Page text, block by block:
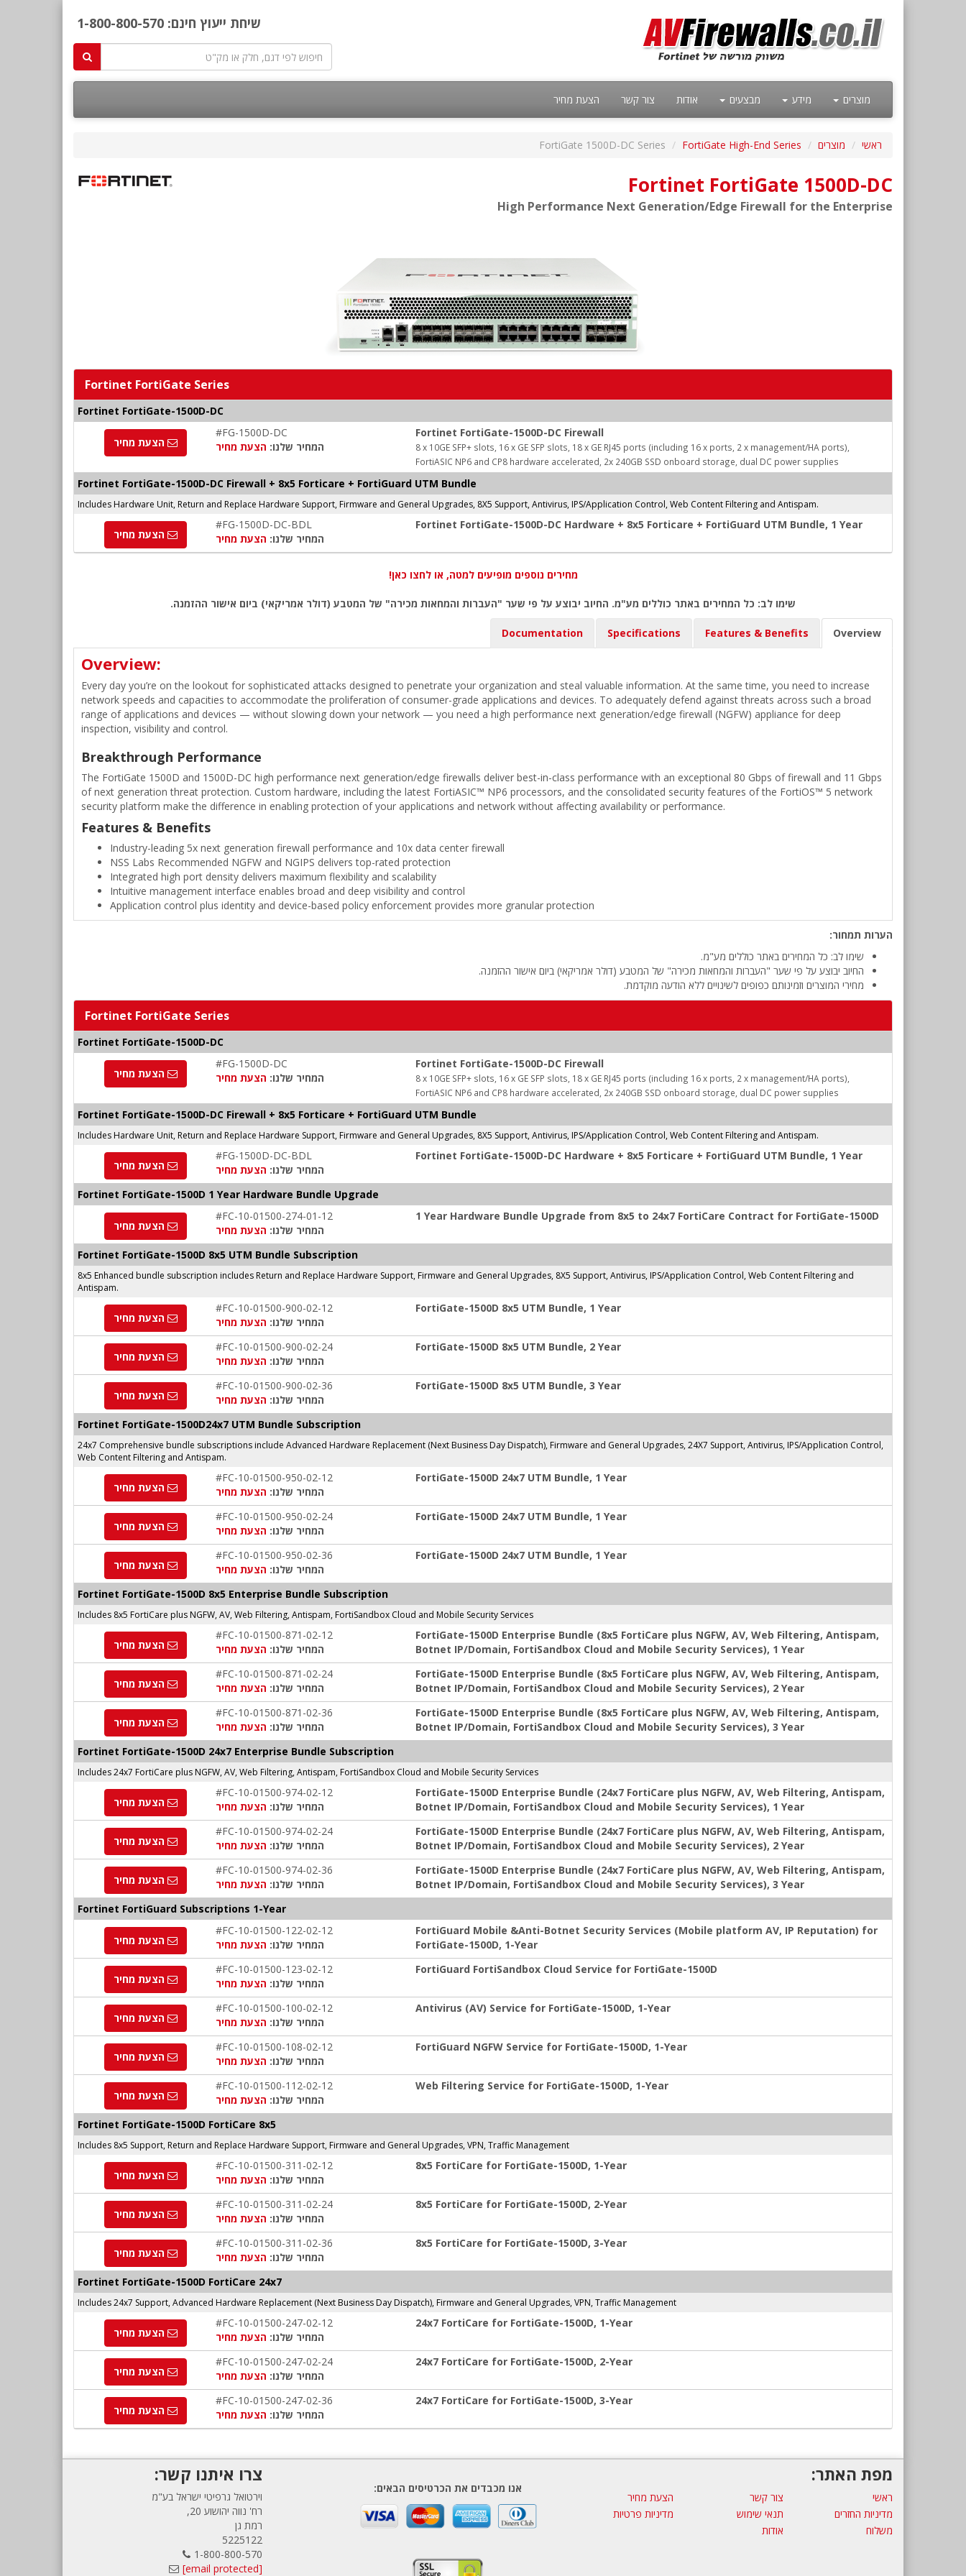
שיחת ייעוץ חינם: 1-800-800-570
מוצרים מידע מבצעים אודות צור קשר הצעת מחיר
ראשי מוצרים FortiGate High-End Series
FortiGate 1500D-DC Series
Fortinet FortiGate 1500D-DC
High Performance Next Generation/Edge Firewall for the Enterprise
Fortinet FortiGate Series
Fortinet FortiGate-1500D-DC
Fortinet FortiGate-1500D-DC Firewall
8 x 10GE SFP+ slots, 16 x GE SFP slots, 18 x GE RJ45 ports (including 16 x ports, 2 x management/HA ports),
FortiASIC NP6 and CP8 hardware accelerated, 2x 240GB SSD onboard storage, dual DC power supplies
#FG-1500D-DC
המחיר שלנו: הצעת מחיר הצעת מחיר
Fortinet FortiGate-1500D-DC Firewall + 8x5 Forticare + FortiGuard UTM Bundle
Includes Hardware Unit, Return and Replace Hardware Support, Firmware and General Upgrades, 8X5 Support, Antivirus, IPS/Application Control, Web Content Filtering and Antispam.
Fortinet FortiGate-1500D-DC Hardware + 8x5 Forticare + FortiGuard UTM Bundle, 1 Year
#FG-1500D-DC-BDL
המחיר שלנו: הצעת מחיר הצעת מחיר
מחירים נוספים מופיעים למטה, או לחצו כאן!
שימו לב: כל המחירים באתר כוללים מע"מ. החיוב יבוצע על פי שער "העברות והמחאות מכירה" של המטבע (דולר אמריקאי) ביום אישור ההזמנה.
Overview
Features & Benefits
Specifications
Documentation
Overview:
Every day you’re on the lookout for sophisticated attacks designed to penetrate your organization and steal valuable information. At the same time, you need to increase
network speeds and capacities to accommodate the proliferation of consumer-grade applications and devices. To adequately defend against threats across such a broad
range of applications and devices — without slowing down your network — you need a high performance next generation/edge firewall (NGFW) appliance for deep
inspection, visibility and control.
Breakthrough Performance
The FortiGate 1500D and 1500D-DC high performance next generation/edge firewalls deliver best-in-class performance with an exceptional 80 Gbps of firewall and 11 Gbps
of next generation threat protection. Custom hardware, including the latest FortiASIC™ NP6 processors, and the consolidated security features of the FortiOS™ 5 network
security platform make the difference in enabling protection of your applications and network without affecting availability or performance.
Features & Benefits
Industry-leading 5x next generation firewall performance and 10x data center firewall
NSS Labs Recommended NGFW and NGIPS delivers top-rated protection
Integrated high port density delivers maximum flexibility and scalability
Intuitive management interface enables broad and deep visibility and control
Application control plus identity and device-based policy enforcement provides more granular protection
הערות תמחור:
שימו לב: כל המחירים באתר כוללים מע"מ.
החיוב יבוצע על פי שער "העברות והמחאות מכירה" של המטבע (דולר אמריקאי) ביום אישור ההזמנה.
מחירי המוצרים וזמינותם כפופים לשינויים ללא הודעה מוקדמת.
Fortinet FortiGate Series
Fortinet FortiGate-1500D-DC
Fortinet FortiGate-1500D-DC Firewall
8 x 10GE SFP+ slots, 16 x GE SFP slots, 18 x GE RJ45 ports (including 16 x ports, 2 x management/HA ports),
FortiASIC NP6 and CP8 hardware accelerated, 2x 240GB SSD onboard storage, dual DC power supplies
#FG-1500D-DC
המחיר שלנו: הצעת מחיר הצעת מחיר
Fortinet FortiGate-1500D-DC Firewall + 8x5 Forticare + FortiGuard UTM Bundle
Includes Hardware Unit, Return and Replace Hardware Support, Firmware and General Upgrades, 8X5 Support, Antivirus, IPS/Application Control, Web Content Filtering and Antispam.
Fortinet FortiGate-1500D-DC Hardware + 8x5 Forticare + FortiGuard UTM Bundle, 1 Year
#FG-1500D-DC-BDL
המחיר שלנו: הצעת מחיר הצעת מחיר
Fortinet FortiGate-1500D 1 Year Hardware Bundle Upgrade
1 Year Hardware Bundle Upgrade from 8x5 to 24x7 FortiCare Contract for FortiGate-1500D
#FC-10-01500-274-01-12
המחיר שלנו: הצעת מחיר הצעת מחיר
Fortinet FortiGate-1500D 8x5 UTM Bundle Subscription
8x5 Enhanced bundle subscription includes Return and Replace Hardware Support, Firmware and General Upgrades, 8X5 Support, Antivirus, IPS/Application Control, Web Content Filtering and
Antispam.
FortiGate-1500D 8x5 UTM Bundle, 1 Year
#FC-10-01500-900-02-12
המחיר שלנו: הצעת מחיר הצעת מחיר
FortiGate-1500D 8x5 UTM Bundle, 2 Year
#FC-10-01500-900-02-24
המחיר שלנו: הצעת מחיר הצעת מחיר
FortiGate-1500D 8x5 UTM Bundle, 3 Year
#FC-10-01500-900-02-36
המחיר שלנו: הצעת מחיר הצעת מחיר
Fortinet FortiGate-1500D24x7 UTM Bundle Subscription
24x7 Comprehensive bundle subscriptions include Advanced Hardware Replacement (Next Business Day Dispatch), Firmware and General Upgrades, 24X7 Support, Antivirus, IPS/Application Control,
Web Content Filtering and Antispam.
FortiGate-1500D 24x7 UTM Bundle, 1 Year
#FC-10-01500-950-02-12
המחיר שלנו: הצעת מחיר הצעת מחיר
FortiGate-1500D 24x7 UTM Bundle, 1 Year
#FC-10-01500-950-02-24
המחיר שלנו: הצעת מחיר הצעת מחיר
FortiGate-1500D 24x7 UTM Bundle, 1 Year
#FC-10-01500-950-02-36
המחיר שלנו: הצעת מחיר הצעת מחיר
Fortinet FortiGate-1500D 8x5 Enterprise Bundle Subscription
Includes 8x5 FortiCare plus NGFW, AV, Web Filtering, Antispam, FortiSandbox Cloud and Mobile Security Services
FortiGate-1500D Enterprise Bundle (8x5 FortiCare plus NGFW, AV, Web Filtering, Antispam,
Botnet IP/Domain, FortiSandbox Cloud and Mobile Security Services), 1 Year
#FC-10-01500-871-02-12
המחיר שלנו: הצעת מחיר הצעת מחיר
FortiGate-1500D Enterprise Bundle (8x5 FortiCare plus NGFW, AV, Web Filtering, Antispam,
Botnet IP/Domain, FortiSandbox Cloud and Mobile Security Services), 2 Year
#FC-10-01500-871-02-24
המחיר שלנו: הצעת מחיר הצעת מחיר
FortiGate-1500D Enterprise Bundle (8x5 FortiCare plus NGFW, AV, Web Filtering, Antispam,
Botnet IP/Domain, FortiSandbox Cloud and Mobile Security Services), 3 Year
#FC-10-01500-871-02-36
המחיר שלנו: הצעת מחיר הצעת מחיר
Fortinet FortiGate-1500D 24x7 Enterprise Bundle Subscription
Includes 24x7 FortiCare plus NGFW, AV, Web Filtering, Antispam, FortiSandbox Cloud and Mobile Security Services
FortiGate-1500D Enterprise Bundle (24x7 FortiCare plus NGFW, AV, Web Filtering, Antispam,
Botnet IP/Domain, FortiSandbox Cloud and Mobile Security Services), 1 Year
#FC-10-01500-974-02-12
המחיר שלנו: הצעת מחיר הצעת מחיר
FortiGate-1500D Enterprise Bundle (24x7 FortiCare plus NGFW, AV, Web Filtering, Antispam,
Botnet IP/Domain, FortiSandbox Cloud and Mobile Security Services), 2 Year
#FC-10-01500-974-02-24
המחיר שלנו: הצעת מחיר הצעת מחיר
FortiGate-1500D Enterprise Bundle (24x7 FortiCare plus NGFW, AV, Web Filtering, Antispam,
Botnet IP/Domain, FortiSandbox Cloud and Mobile Security Services), 3 Year
#FC-10-01500-974-02-36
המחיר שלנו: הצעת מחיר הצעת מחיר
Fortinet FortiGuard Subscriptions 1-Year
FortiGuard Mobile &Anti-Botnet Security Services (Mobile platform AV, IP Reputation) for
FortiGate-1500D, 1-Year
#FC-10-01500-122-02-12
המחיר שלנו: הצעת מחיר הצעת מחיר
FortiGuard FortiSandbox Cloud Service for FortiGate-1500D
#FC-10-01500-123-02-12
המחיר שלנו: הצעת מחיר הצעת מחיר
Antivirus (AV) Service for FortiGate-1500D, 1-Year
#FC-10-01500-100-02-12
המחיר שלנו: הצעת מחיר הצעת מחיר
FortiGuard NGFW Service for FortiGate-1500D, 1-Year
#FC-10-01500-108-02-12
המחיר שלנו: הצעת מחיר הצעת מחיר
Web Filtering Service for FortiGate-1500D, 1-Year
#FC-10-01500-112-02-12
המחיר שלנו: הצעת מחיר הצעת מחיר
Fortinet FortiGate-1500D FortiCare 8x5
Includes 8x5 Support, Return and Replace Hardware Support, Firmware and General Upgrades, VPN, Traffic Management
8x5 FortiCare for FortiGate-1500D, 1-Year
#FC-10-01500-311-02-12
המחיר שלנו: הצעת מחיר הצעת מחיר
8x5 FortiCare for FortiGate-1500D, 2-Year
#FC-10-01500-311-02-24
המחיר שלנו: הצעת מחיר הצעת מחיר
8x5 FortiCare for FortiGate-1500D, 3-Year
#FC-10-01500-311-02-36
המחיר שלנו: הצעת מחיר הצעת מחיר
Fortinet FortiGate-1500D FortiCare 24x7
Includes 24x7 Support, Advanced Hardware Replacement (Next Business Day Dispatch), Firmware and General Upgrades, VPN, Traffic Management
24x7 FortiCare for FortiGate-1500D, 1-Year
#FC-10-01500-247-02-12
המחיר שלנו: הצעת מחיר הצעת מחיר
24x7 FortiCare for FortiGate-1500D, 2-Year
#FC-10-01500-247-02-24
המחיר שלנו: הצעת מחיר הצעת מחיר
24x7 FortiCare for FortiGate-1500D, 3-Year
#FC-10-01500-247-02-36
המחיר שלנו: הצעת מחיר הצעת מחיר
מפת האתר:
ראשי צור קשר
הצעת מחיר
מדיניות החזרים
תנאי שימוש
מדיניות פרטיות
משלוח
אודות
אנו מכבדים את הכרטיסים הבאים:
צרו איתנו קשר:
וירטואל גרפיטי ישראל בע"מ
רח' נווה יהושוע 20,
רמת גן
5225122
1-800-800-570
[email protected]